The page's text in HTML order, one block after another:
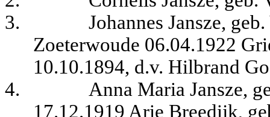
3.
Johannes Jansze,
Zoeterwoude 06.04.1922
10.10.1894, d.v. Hilbrand
4.
Anna Maria Jansze,
17.12.1919 Arie Breedijk,